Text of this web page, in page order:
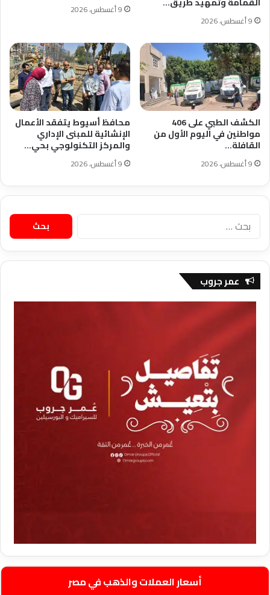
9 أغسطس، 2026
9 أغسطس، 2026
الكشف الطبي على 406
مواطنين في اليوم الأول من
القافلة…
9 أغسطس، 2026
محافظ أسيوط يتفقد الأعمال
الإنشائية للمبنى الإداري
والمركز التكنولوجي بحي…
9 أغسطس، 2026
البحث
عن:
عمر جروب
أسعار العملات والذهب في مصر